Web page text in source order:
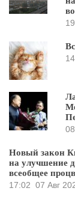
Новый закон
на улучшение
всеобщее
17:02 07 Авг